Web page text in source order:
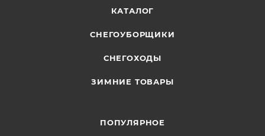
КАТАЛОГ
СНЕГОУБОРЩИКИ
СНЕГОХОДЫ
ЗИМНИЕ ТОВАРЫ
ПОПУЛЯРНОЕ